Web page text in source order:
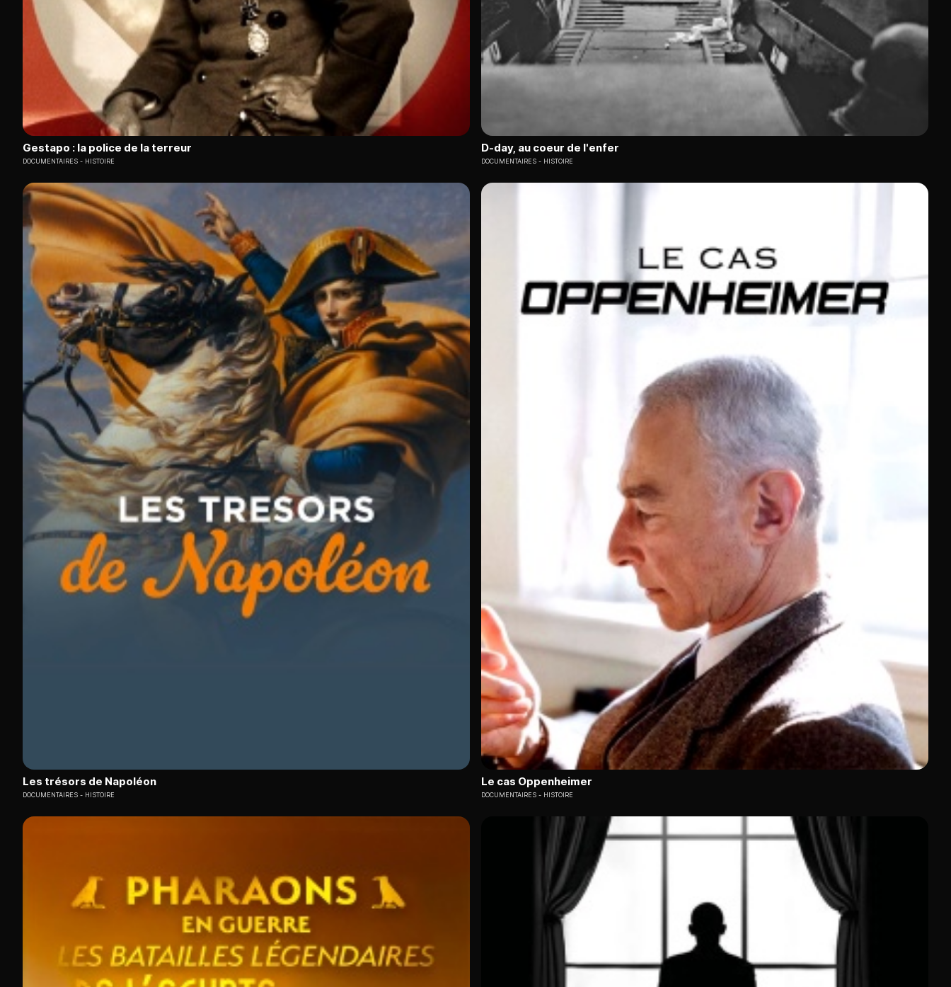
Gestapo : la police de la terreur
DOCUMENTAIRES HISTOIRE
D-day, au coeur de l'enfer
DOCUMENTAIRES HISTOIRE
Les trésors de Napoléon
DOCUMENTAIRES HISTOIRE
Le cas Oppenheimer
DOCUMENTAIRES HISTOIRE